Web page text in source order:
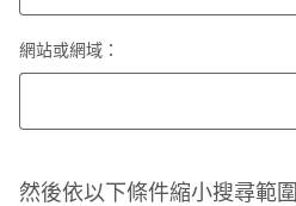
網站或網域：
然後依以下條件縮小搜尋範圍